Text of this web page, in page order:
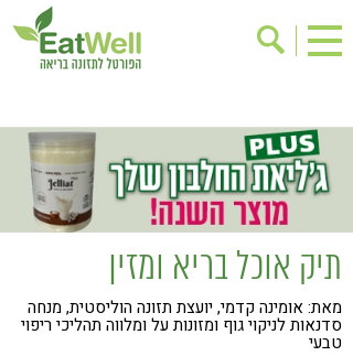
בישול בריא
אינדקס עסקים
ריפוי ומניעת מחלות
בריאות האישה
תוספי תזונה
מתכוני בריאות
אירועים
שינוי תזונתי
גישות בתזונה
דיאטה
תיק אוכל בריא ומזין
מאת: אומינה קדמי, יועצת תזונה הוליסטית, מנחה
סדנאות לניקוי גוף ומזונות על ומלווה תהליכי ריפוי
טבעי